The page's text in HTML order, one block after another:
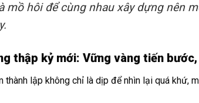
mồ hôi để cùng nhau xây dựng nên
thập kỷ mới: Vững vàng tiến
thành lập không chỉ là dịp để nhìn lại quá